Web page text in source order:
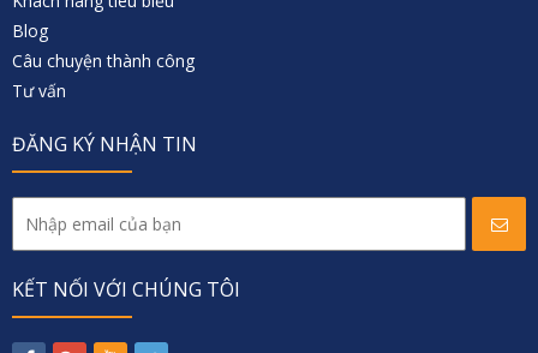
Blog
Câu chuyện thành công
Tư vấn
ĐĂNG KÝ NHẬN TIN
KẾT NỐI VỚI CHÚNG TÔI